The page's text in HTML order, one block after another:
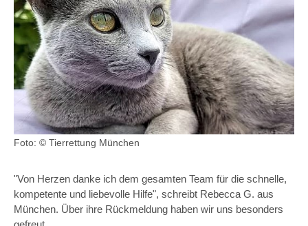
Foto: © Tierrettung München
"Von Herzen danke ich dem gesamten Team für die schnelle,
kompetente und liebevolle Hilfe", schreibt Rebecca G. aus
München. Über ihre Rückmeldung haben wir uns besonders